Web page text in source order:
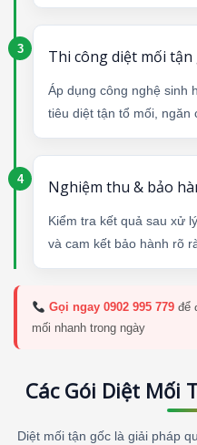
Thi công diệt mối tận
Áp dụng công nghệ sinh
tiêu diệt tận tổ mối, ngăn
Nghiệm thu & bảo
Kiểm tra kết quả sau xử
và cam kết bảo hành rõ
Gọi ngay 0902 995 779để
mối nhanh trong ngày
Các Gói Diệt Mối
Diệt mối tận gốc là giải pháp